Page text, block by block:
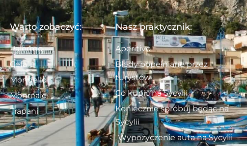
Warto zobaczyć:
Palermo
Cefalu
Mondello
Monreale
Trapani
Nasz praktycznik:
Aperitivo
Błędy popełniane przez
turystów
Co kupić na Sycylii
Koniecznie spróbuj będąc na
Sycylii
Wypożyczenie auta na Sycylii